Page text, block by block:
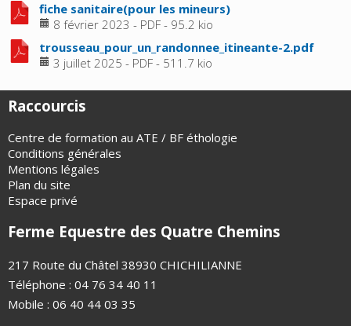
fiche sanitaire(pour les mineurs)
8 février 2023 - PDF - 95.2 kio
trousseau_pour_un_randonnee_itineante-2.pdf
3 juillet 2025 - PDF - 511.7 kio
Raccourcis
Centre de formation au ATE / BF éthologie
Conditions générales
Mentions légales
Plan du site
Espace privé
Ferme Equestre des Quatre Chemins
217 Route du Châtel 38930 CHICHILIANNE
Téléphone : 04 76 34 40 11
Mobile : 06 40 44 03 35